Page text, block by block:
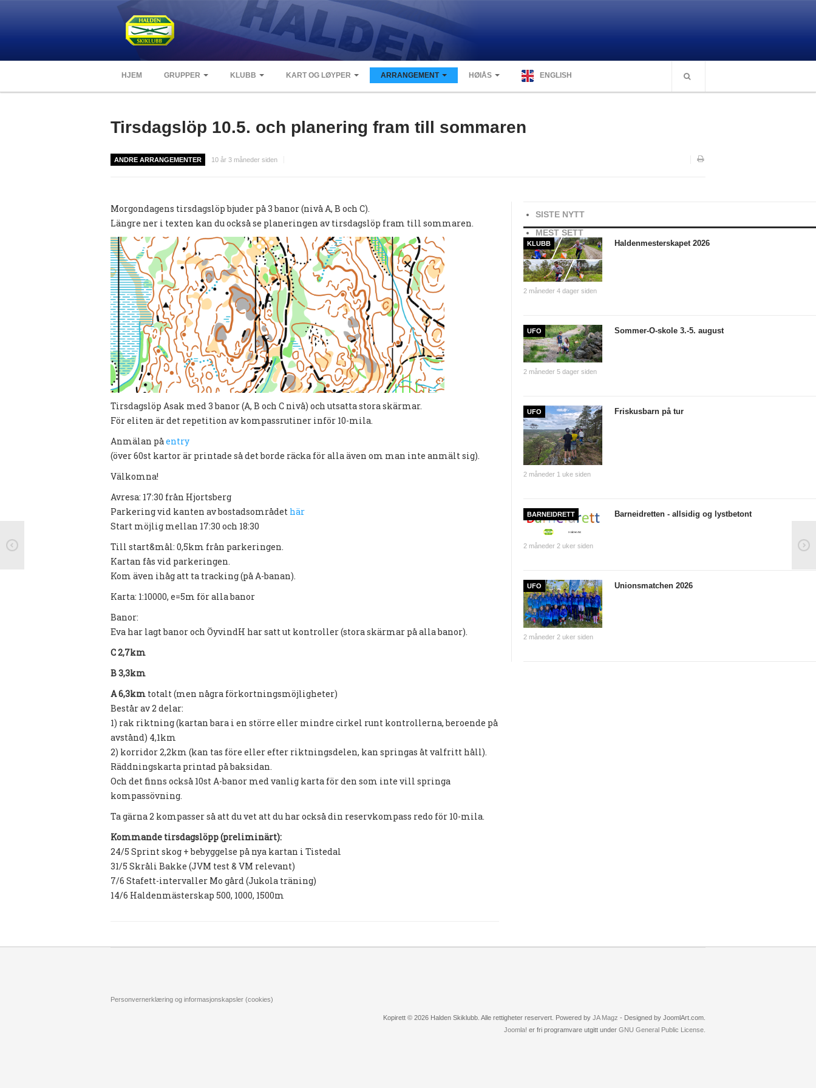
HJEM GRUPPER KLUBB KART OG LØYPER ARRANGEMENT HØIÅS ENGLISH
Tirsdagslöp 10.5. och planering fram till sommaren
ANDRE ARRANGEMENTER 10 år 3 måneder siden
Morgondagens tirsdagslöp bjuder på 3 banor (nivå A, B och C).
Längre ner i texten kan du också se planeringen av tirsdagslöp fram till sommaren.
Tirsdagslöp Asak med 3 banor (A, B och C nivå) och utsatta stora skärmar.
För eliten är det repetition av kompassrutiner inför 10-mila.
Anmälan påentry
(över 60st kartor är printade så det borde räcka för alla även om man inte anmält sig).
Välkomna!
Avresa: 17:30 från Hjortsberg
Parkering vid kanten av bostadsområdet här
Start möjlig mellan 17:30 och 18:30
Till start&mål: 0,5km från parkeringen.
Kartan fås vid parkeringen.
Kom även ihåg att ta tracking (på A-banan).
Karta: 1:10000, e=5m för alla banor
Banor:
Eva har lagt banor och ÖyvindH har satt ut kontroller (stora skärmar på alla banor).
C 2,7km
B 3,3km
A 6,3km totalt (men några förkortningsmöjligheter)
Består av 2 delar:
1) rak riktning (kartan bara i en större eller mindre cirkel runt kontrollerna, beroende på
avstånd) 4,1km
2) korridor 2,2km (kan tas före eller efter riktningsdelen, kan springas åt valfritt håll).
Räddningskarta printad på baksidan.
Och det finns också 10st A-banor med vanlig karta för den som inte vill springa
kompassövning.
Ta gärna 2 kompasser så att du vet att du har också din reservkompass redo för 10-mila.
Kommande tirsdagslöpp (preliminärt):
24/5 Sprint skog + bebyggelse på nya kartan i Tistedal
31/5 Skråli Bakke (JVM test & VM relevant)
7/6 Stafett-intervaller Mo gård (Jukola träning)
14/6 Haldenmästerskap 500, 1000, 1500m
SISTE NYTT
MEST SETT
KLUBB
2 måneder 4 dager siden
Haldenmesterskapet 2026
UFO
2 måneder 5 dager siden
Sommer-O-skole 3.-5. august
UFO
2 måneder 1 uke siden
Friskusbarn på tur
BARNEIDRETT
2 måneder 2 uker siden
Barneidretten - allsidig og lystbetont
UFO
2 måneder 2 uker siden
Unionsmatchen 2026
Personvernerklæring og informasjonskapsler (cookies)
Kopirett © 2026 Halden Skiklubb. Alle rettigheter reservert. Powered by JA Magz - Designed by JoomlArt.com.
Joomla! er fri programvare utgitt under GNU General Public License.